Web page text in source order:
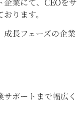
ります。
長フェーズの企業
ポートまで幅広く